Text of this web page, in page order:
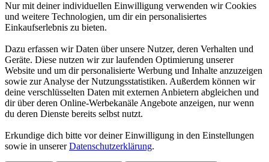
Nur mit deiner individuellen Einwilligung verwenden wir Cookies
und weitere Technologien, um dir ein personalisiertes
Einkaufserlebnis zu bieten.
Dazu erfassen wir Daten über unsere Nutzer, deren Verhalten und
Geräte. Diese nutzen wir zur laufenden Optimierung unserer
Website und um dir personalisierte Werbung und Inhalte anzuzeigen
sowie zur Analyse der Nutzungsstatistiken. Außerdem können wir
deine verschlüsselten Daten mit externen Anbietern abgleichen und
dir über deren Online-Werbekanäle Angebote anzeigen, nur wenn
du deren Dienste bereits selbst nutzt.
Erkundige dich bitte vor deiner Einwilligung in den Einstellungen
sowie in unsererDatenschutzerklärung.